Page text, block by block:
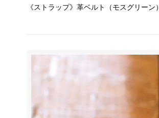
《ストラップ》革ベルト（モスグリーン）